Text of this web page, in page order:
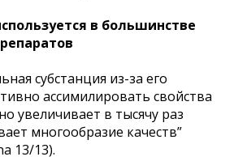
в большинстве
субстанция из-за его
ассимилировать свойства
увеличивает в тысячу раз
многообразие качеств”
13/13).